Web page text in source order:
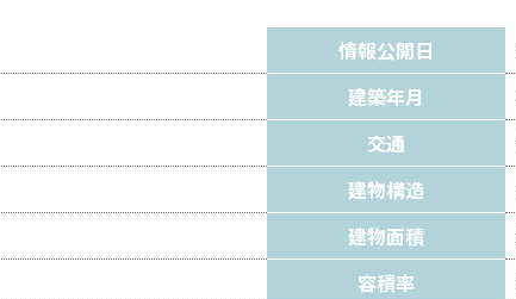
情報公開日
建築年月
交通
建物構造
建物面積
容積率